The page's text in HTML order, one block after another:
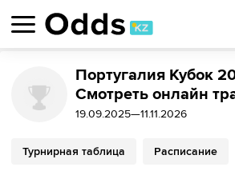
Португалия Кубок
Смотреть онлайн
19.09.2025—11.11.2026
Турнирная таблица Расписание